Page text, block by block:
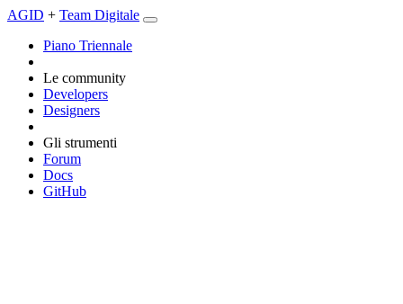
AGID + Team Digitale
Piano Triennale
Le community
Developers
Designers
Gli strumenti
Forum
Docs
GitHub